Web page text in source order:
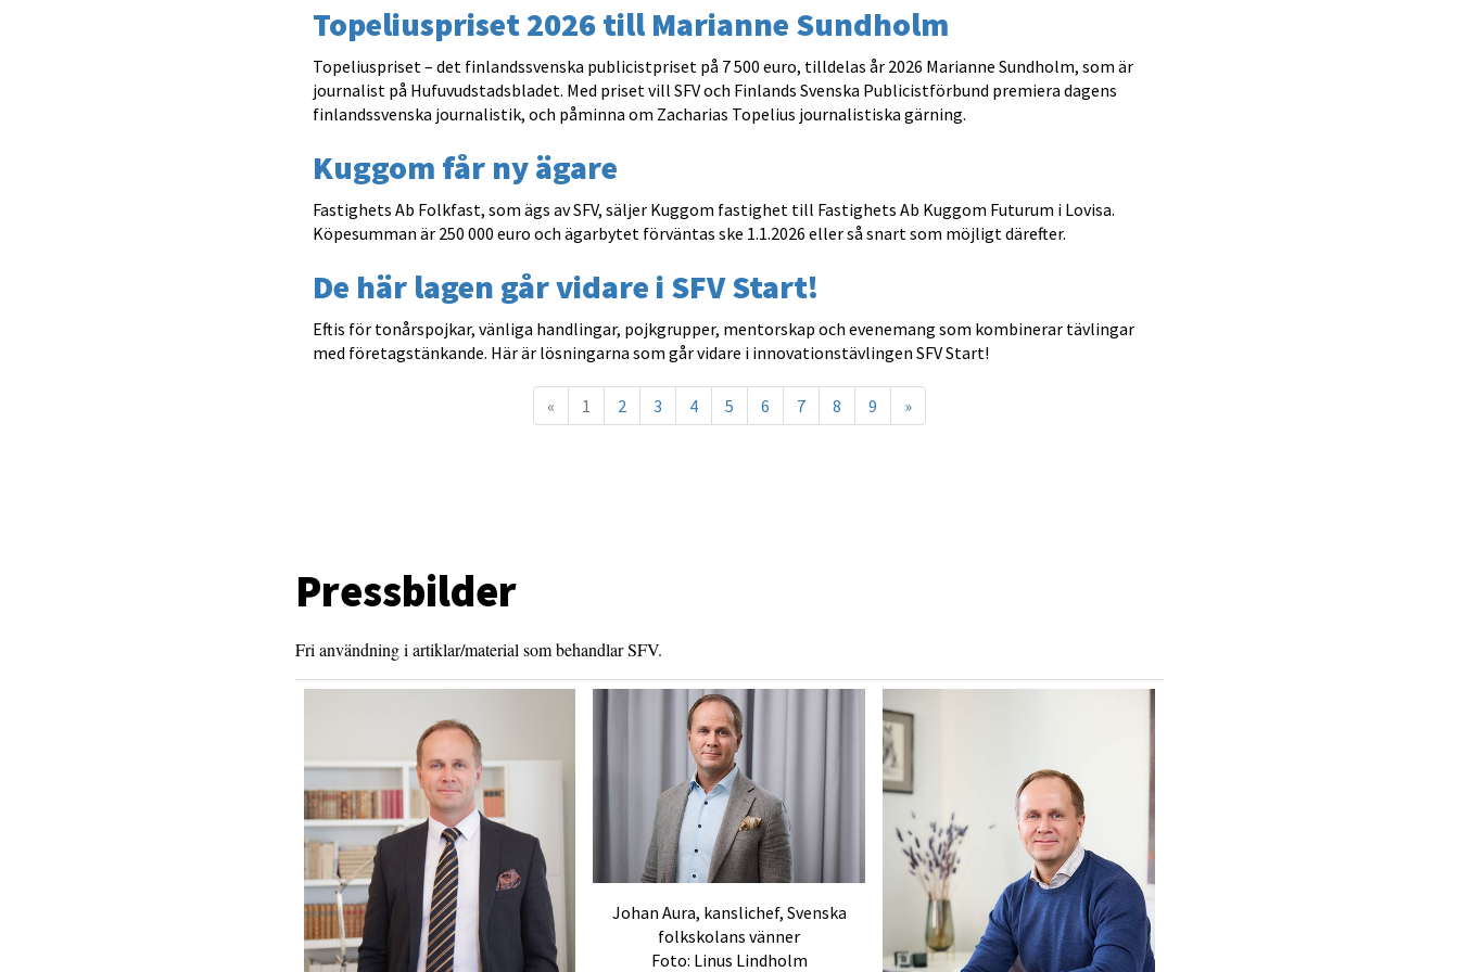
Topeliuspriset 2026 till Marianne Sundholm
Topeliuspriset – det finlandssvenska publicistpriset på 7 500 euro, tilldelas år 2026 Marianne Sundholm, som är
journalist på Hufuvudstadsbladet. Med priset vill SFV och Finlands Svenska Publicistförbund premiera dagens
finlandssvenska journalistik, och påminna om Zacharias Topelius journalistiska gärning.
Kuggom får ny ägare
Fastighets Ab Folkfast, som ägs av SFV, säljer Kuggom fastighet till Fastighets Ab Kuggom Futurum i Lovisa.
Köpesumman är 250 000 euro och ägarbytet förväntas ske 1.1.2026 eller så snart som möjligt därefter.
De här lagen går vidare i SFV Start!
Eftis för tonårspojkar, vänliga handlingar, pojkgrupper, mentorskap och evenemang som kombinerar tävlingar
med företagstänkande. Här är lösningarna som går vidare i innovationstävlingen SFV Start!
« 1 2 3 4 5 6 7 8 9 »
Pressbilder
Fri användning i artiklar/material som behandlar SFV.
Johan Aura, kanslichef, Svenska
folkskolans vänner
Foto: Linus Lindholm